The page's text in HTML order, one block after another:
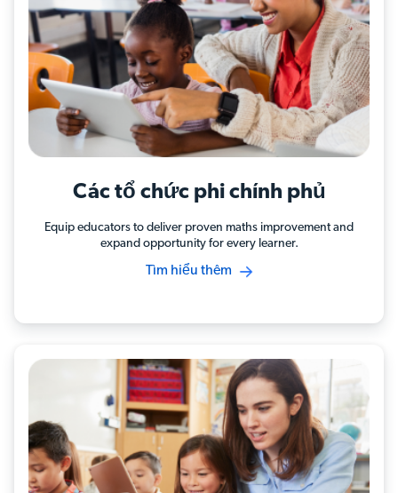
Các tổ chức phi chính phủ
Equip educators to deliver proven maths improvement and
expand opportunity for every learner.
Tìm hiểu thêm